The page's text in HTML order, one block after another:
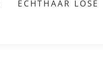
ECHTHAAR LOSE